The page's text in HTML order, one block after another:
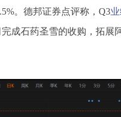
。德邦证券点评称，Q3
成石药圣雪的收购，拓展